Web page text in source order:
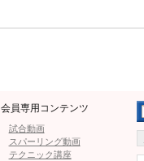
会員専用コンテンツ
試合動画
スパーリング動画
テクニック講座